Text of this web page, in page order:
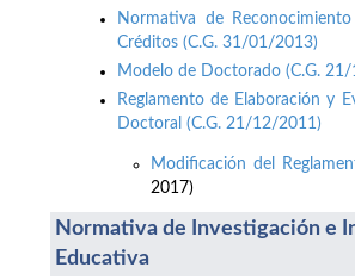
Normativa de
Créditos (C.G. 31/01/2013)
Modelo de Doctorado (C.G.
Reglamento de Elaboración y
Doctoral (C.G. 21/12/2011)
Modificación del
2017)
Normativa de Investigación e
Educativa